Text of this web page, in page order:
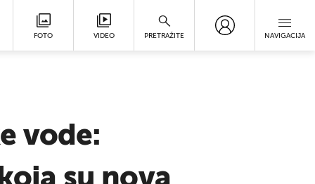
FOTO VIDEO PRETRAŽITE NAVIGACIJA
vode: